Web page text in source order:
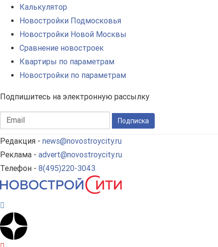
Калькулятор
Новостройки Подмосковья
Новостройки Новой Москвы
Сравнение новостроек
Квартиры по параметрам
Новостройки по параметрам
Подпишитесь на электронную рассылку
Подписка
Редакция - news@novostroycity.ru
Реклама - advert@novostroycity.ru
Телефон - 8(495)220-3043